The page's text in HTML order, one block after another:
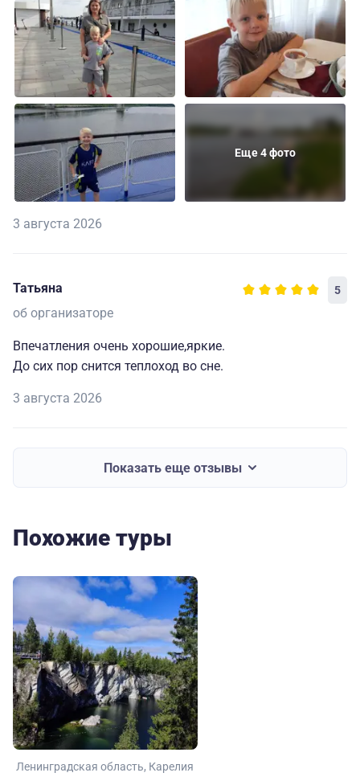
Еще 4 фото
3 августа 2026
Татьяна 5
об организаторе
Впечатления очень хорошие,яркие.
До сих пор снится теплоход во сне.
3 августа 2026
Показать еще отзывы
Похожие туры
Ленинградская область Карелия